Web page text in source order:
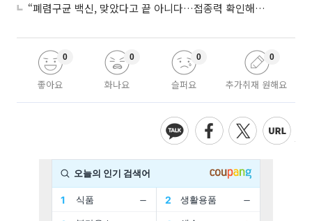
“폐렴구균 백신, 맞았다고 끝 아니다…접종력 확인해야”
좋아요
0
화나요
0
슬퍼요
0
추가취재 원해요
0